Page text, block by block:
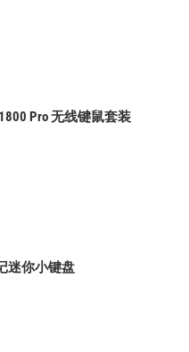
Pro 无线键鼠套装
迷你小键盘